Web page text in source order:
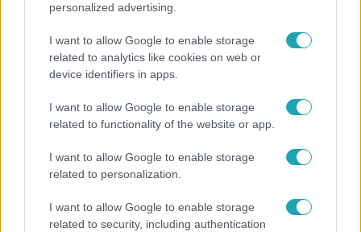
personalized advertising.
I want to allow Google to enable storage
related to analytics like cookies on web or
device identifiers in apps.
I want to allow Google to enable storage
related to functionality of the website or app.
I want to allow Google to enable storage
related to personalization.
I want to allow Google to enable storage
related to security, including authentication
Átvonul a hidegfront az országon – így alakul a